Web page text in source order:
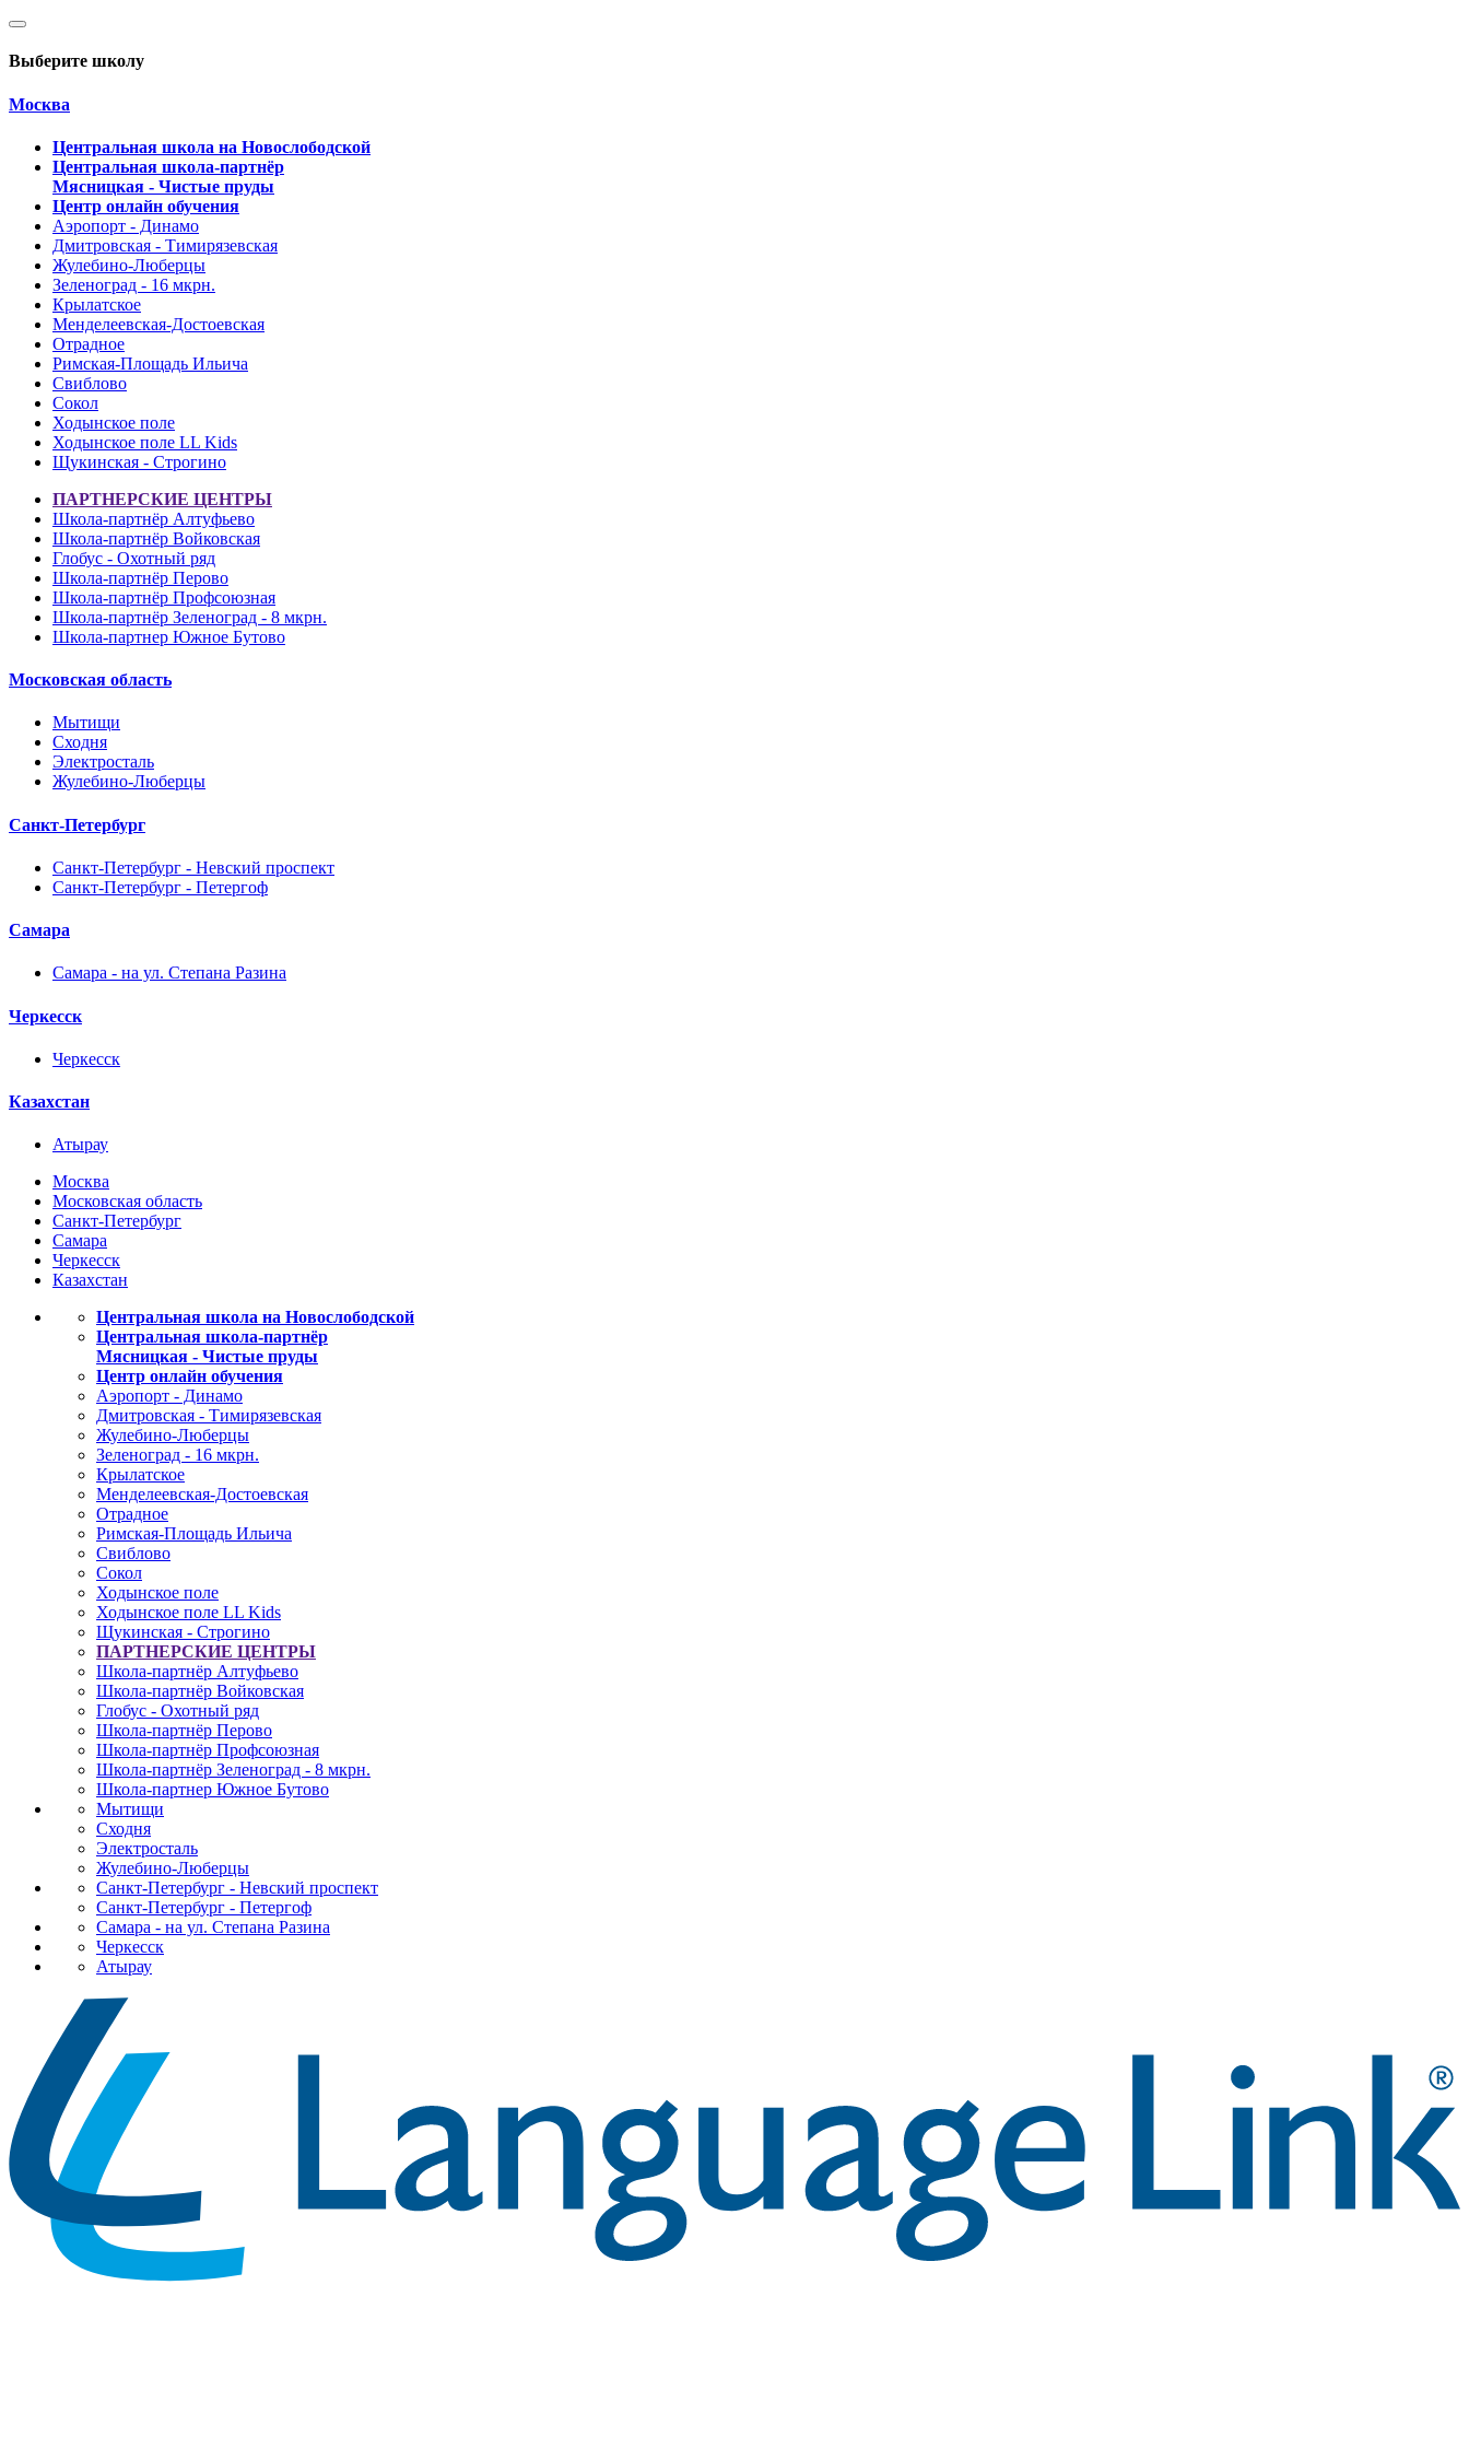
Выберите школу
Москва
Центральная школа на Новослободской
Центральная школа-партнёр
Мясницкая - Чистые пруды
Центр онлайн обучения
Аэропорт - Динамо
Дмитровская - Тимирязевская
Жулебино-Люберцы
Зеленоград - 16 мкрн.
Крылатское
Менделеевская-Достоевская
Отрадное
Римская-Площадь Ильича
Свиблово
Сокол
Ходынское поле
Ходынское поле LL Kids
Щукинская - Строгино
ПАРТНЕРСКИЕ ЦЕНТРЫ
Школа-партнёр Алтуфьево
Школа-партнёр Войковская
Глобус - Охотный ряд
Школа-партнёр Перово
Школа-партнёр Профсоюзная
Школа-партнёр Зеленоград - 8 мкрн.
Школа-партнер Южное Бутово
Московская область
Мытищи
Сходня
Электросталь
Жулебино-Люберцы
Санкт-Петербург
Санкт-Петербург - Невский проспект
Санкт-Петербург - Петергоф
Самара
Самара - на ул. Степана Разина
Черкесск
Черкесск
Казахстан
Атырау
Москва
Московская область
Санкт-Петербург
Самара
Черкесск
Казахстан
Центральная школа на Новослободской
Центральная школа-партнёр
Мясницкая - Чистые пруды
Центр онлайн обучения
Аэропорт - Динамо
Дмитровская - Тимирязевская
Жулебино-Люберцы
Зеленоград - 16 мкрн.
Крылатское
Менделеевская-Достоевская
Отрадное
Римская-Площадь Ильича
Свиблово
Сокол
Ходынское поле
Ходынское поле LL Kids
Щукинская - Строгино
ПАРТНЕРСКИЕ ЦЕНТРЫ
Школа-партнёр Алтуфьево
Школа-партнёр Войковская
Глобус - Охотный ряд
Школа-партнёр Перово
Школа-партнёр Профсоюзная
Школа-партнёр Зеленоград - 8 мкрн.
Школа-партнер Южное Бутово
Мытищи
Сходня
Электросталь
Жулебино-Люберцы
Санкт-Петербург - Невский проспект
Санкт-Петербург - Петергоф
Самара - на ул. Степана Разина
Черкесск
Атырау